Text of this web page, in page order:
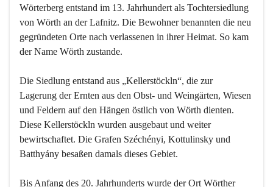
Wörterberg entstand im 13. Jahrhundert als Tochtersiedlung
von Wörth an der Lafnitz. Die Bewohner benannten die neu
gegründeten Orte nach verlassenen in ihrer Heimat. So kam
der Name Wörth zustande.
Die Siedlung entstand aus „Kellerstöckln“, die zur
Lagerung der Ernten aus den Obst- und Weingärten, Wiesen
und Feldern auf den Hängen östlich von Wörth dienten.
Diese Kellerstöckln wurden ausgebaut und weiter
bewirtschaftet. Die Grafen Széchényi, Kottulinsky und
Batthyány besaßen damals dieses Gebiet.
Bis Anfang des 20. Jahrhunderts wurde der Ort Wörther